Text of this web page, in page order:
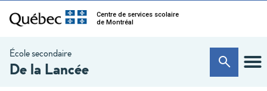
Centre de services scolaire
de Montréal
École secondaire
De la Lancée